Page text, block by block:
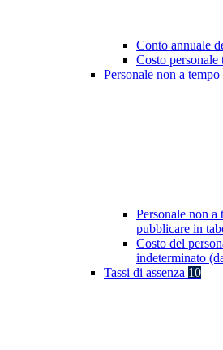
Conto annuale
Costo
Personale non a
Personale non a
pubblicare in
Costo del
indeterminato
Tassi di assenza 10